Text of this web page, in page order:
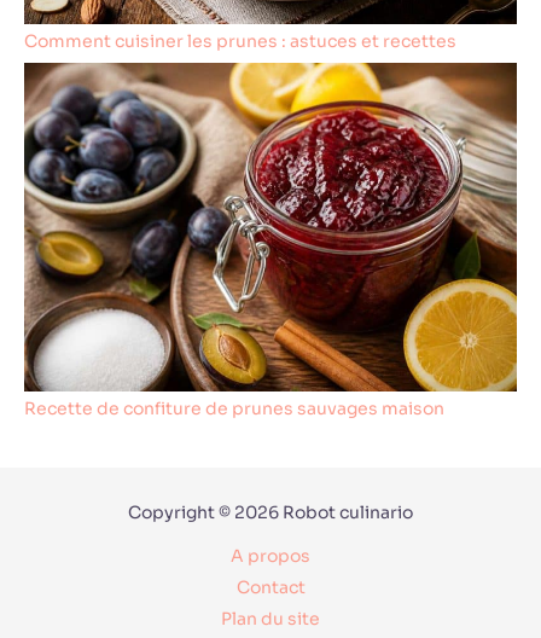
Comment cuisiner les prunes : astuces et recettes
Recette de confiture de prunes sauvages maison
Copyright © 2026 Robot culinario
A propos
Contact
Plan du site